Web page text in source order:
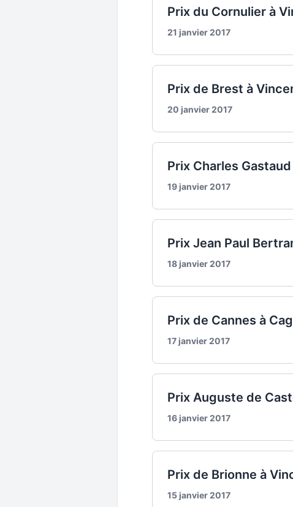
Prix du Cornulier à
21 janvier 2017
Prix de Brest à
20 janvier 2017
Prix Charles
19 janvier 2017
Prix Jean Paul
18 janvier 2017
Prix de Cannes à
17 janvier 2017
Prix Auguste de
16 janvier 2017
Prix de Brionne à
15 janvier 2017